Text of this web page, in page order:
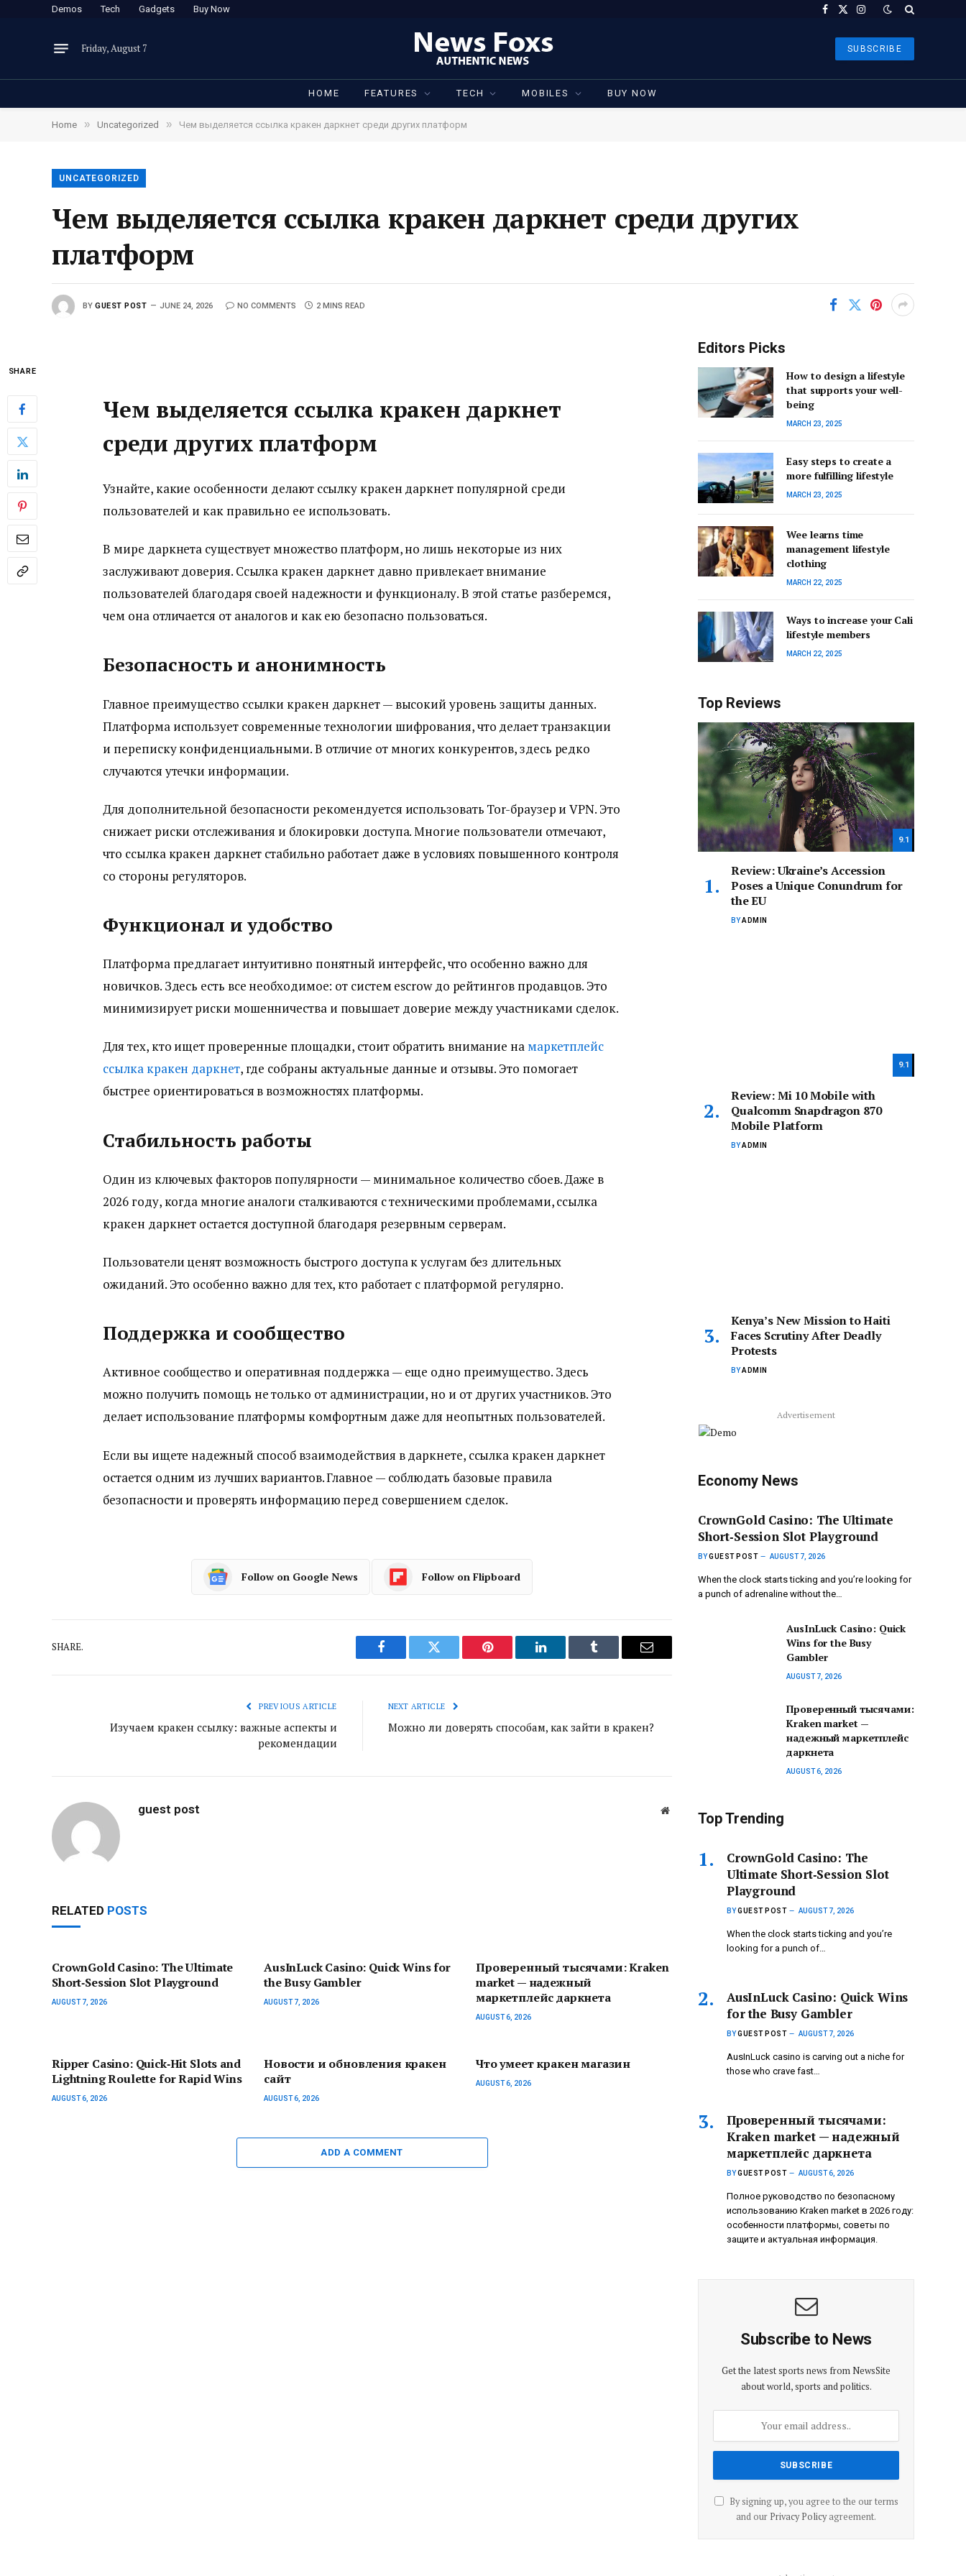
Demos Tech Gadgets Buy Now Facebook
X
Instagram
Friday, August 7 SUBSCRIBE
HOME FEATURES TECH MOBILES BUY NOW
Home » Uncategorized » Чем выделяется ссылка кракен даркнет среди других платформ
UNCATEGORIZED
Чем выделяется ссылка кракен даркнет среди других
платформ
BY GUEST POST JUNE 24, 2026 NO COMMENTS 2 MINS READ
SHARE
Чем выделяется ссылка кракен даркнет
среди других платформ
Узнайте, какие особенности делают ссылку кракен даркнет популярной среди
пользователей и как правильно ее использовать.
В мире даркнета существует множество платформ, но лишь некоторые из них
заслуживают доверия. Ссылка кракен даркнет давно привлекает внимание
пользователей благодаря своей надежности и функционалу. В этой статье разберемся,
чем она отличается от аналогов и как ею безопасно пользоваться.
Безопасность и анонимность
Главное преимущество ссылки кракен даркнет — высокий уровень защиты данных.
Платформа использует современные технологии шифрования, что делает транзакции
и переписку конфиденциальными. В отличие от многих конкурентов, здесь редко
случаются утечки информации.
Для дополнительной безопасности рекомендуется использовать Tor-браузер и VPN. Это
снижает риски отслеживания и блокировки доступа. Многие пользователи отмечают,
что ссылка кракен даркнет стабильно работает даже в условиях повышенного контроля
со стороны регуляторов.
Функционал и удобство
Платформа предлагает интуитивно понятный интерфейс, что особенно важно для
новичков. Здесь есть все необходимое: от систем escrow до рейтингов продавцов. Это
минимизирует риски мошенничества и повышает доверие между участниками сделок.
Для тех, кто ищет проверенные площадки, стоит обратить внимание на маркетплейс
ссылка кракен даркнет, где собраны актуальные данные и отзывы. Это помогает
быстрее ориентироваться в возможностях платформы.
Стабильность работы
Один из ключевых факторов популярности — минимальное количество сбоев. Даже в
2026 году, когда многие аналоги сталкиваются с техническими проблемами, ссылка
кракен даркнет остается доступной благодаря резервным серверам.
Пользователи ценят возможность быстрого доступа к услугам без длительных
ожиданий. Это особенно важно для тех, кто работает с платформой регулярно.
Поддержка и сообщество
Активное сообщество и оперативная поддержка — еще одно преимущество. Здесь
можно получить помощь не только от администрации, но и от других участников. Это
делает использование платформы комфортным даже для неопытных пользователей.
Если вы ищете надежный способ взаимодействия в даркнете, ссылка кракен даркнет
остается одним из лучших вариантов. Главное — соблюдать базовые правила
безопасности и проверять информацию перед совершением сделок.
Follow on Google News Follow on Flipboard
SHARE.
Facebook Twitter Pinterest LinkedIn Tumblr Email
PREVIOUS ARTICLE
Изучаем кракен ссылку: важные аспекты и
рекомендации
NEXT ARTICLE
Можно ли доверять способам, как зайти в кракен?
guest post Website
RELATED POSTS
CrownGold Casino: The Ultimate
Short‑Session Slot Playground
AUGUST 7, 2026
AusInLuck Casino: Quick Wins for
the Busy Gambler
AUGUST 7, 2026
Проверенный тысячами: Kraken
market — надежный
маркетплейс даркнета
AUGUST 6, 2026
Ripper Casino: Quick‑Hit Slots and
Lightning Roulette for Rapid Wins
AUGUST 6, 2026
Новости и обновления кракен
сайт
AUGUST 6, 2026
Что умеет кракен магазин
AUGUST 6, 2026
ADD A COMMENT
Editors Picks
How to design a lifestyle
that supports your well-
being
MARCH 23, 2025
Easy steps to create a
more fulfilling lifestyle
MARCH 23, 2025
Wee learns time
management lifestyle
clothing
MARCH 22, 2025
Ways to increase your Cali
lifestyle members
MARCH 22, 2025
Top Reviews
9.1
Review: Ukraine’s Accession
Poses a Unique Conundrum for
the EU
BYADMIN
9.1
Review: Mi 10 Mobile with
Qualcomm Snapdragon 870
Mobile Platform
BYADMIN
Kenya’s New Mission to Haiti
Faces Scrutiny After Deadly
Protests
BYADMIN
Advertisement
Economy News
CrownGold Casino: The Ultimate
Short‑Session Slot Playground
BYGUEST POST AUGUST 7, 2026
When the clock starts ticking and you’re looking for
a punch of adrenaline without the…
AusInLuck Casino: Quick
Wins for the Busy
Gambler
AUGUST 7, 2026
Проверенный тысячами:
Kraken market —
надежный маркетплейс
даркнета
AUGUST 6, 2026
Top Trending
CrownGold Casino: The
Ultimate Short‑Session Slot
Playground
BYGUEST POST AUGUST 7, 2026
When the clock starts ticking and you’re
looking for a punch of…
AusInLuck Casino: Quick Wins
for the Busy Gambler
BYGUEST POST AUGUST 7, 2026
AusInLuck casino is carving out a niche for
those who crave fast…
Проверенный тысячами:
Kraken market — надежный
маркетплейс даркнета
BYGUEST POST AUGUST 6, 2026
Полное руководство по безопасному
использованию Kraken market в 2026 году:
особенности платформы, советы по
защите и актуальная информация.
Subscribe to News
Get the latest sports news from NewsSite
about world, sports and politics.
By signing up, you agree to the our terms
and our Privacy Policyagreement.